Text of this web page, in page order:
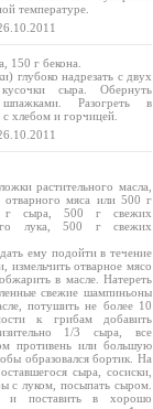
температуре.
150 г бекона.
глубоко надрезать с двух
сыра. Обернуть
Разогреть в
хлебом и горчицей.
растительного масла,
мяса или 500 г
г сыра, 500 г свежих
лука, 500 г свежих
ему подойти в течение
измельчить отварное мясо
в масле. Натереть
свежие шампиньоны
потушить не более 10
к грибам добавить
1/3 сыра, все
противень или большую
образовался бортик. На
сыра, сосиски,
с луком, посыпать сыром.
и поставить в хорошо